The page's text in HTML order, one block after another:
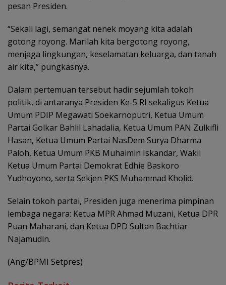
pesan Presiden.
“Sekali lagi, semangat nenek moyang kita adalah
gotong royong. Marilah kita bergotong royong,
menjaga lingkungan, keselamatan keluarga, dan tanah
air kita,” pungkasnya.
Dalam pertemuan tersebut hadir sejumlah tokoh
politik, di antaranya Presiden Ke-5 RI sekaligus Ketua
Umum PDIP Megawati Soekarnoputri, Ketua Umum
Partai Golkar Bahlil Lahadalia, Ketua Umum PAN Zulkifli
Hasan, Ketua Umum Partai NasDem Surya Dharma
Paloh, Ketua Umum PKB Muhaimin Iskandar, Wakil
Ketua Umum Partai Demokrat Edhie Baskoro
Yudhoyono, serta Sekjen PKS Muhammad Kholid.
Selain tokoh partai, Presiden juga menerima pimpinan
lembaga negara: Ketua MPR Ahmad Muzani, Ketua DPR
Puan Maharani, dan Ketua DPD Sultan Bachtiar
Najamudin.
(Ang/BPMI Setpres)